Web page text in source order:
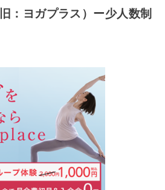
：ヨガプラス）ー少人数制